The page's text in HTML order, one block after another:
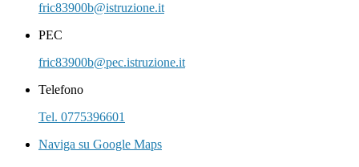
fric83900b@istruzione.it
PEC
fric83900b@pec.istruzione.it
Telefono
Tel. 0775396601
Naviga su Google Maps